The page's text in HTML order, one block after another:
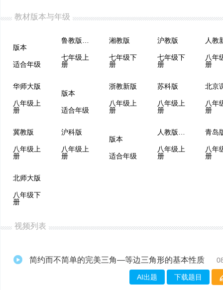
教材版本与年级
版本
适合年级
七年级上
册
湘教版
七年级下
册
沪教版
七年级下
册
八年
册
华师大版
八年级上
册
版本
适合年级
浙教新版
八年级上
册
苏科版
八年级上
册
八年
册
冀教版
八年级上
册
沪科版
八年级上
册
版本
适合年级
八年级上
册
青岛
八年
册
北师大版
八年级下
册
视频列表
简约而不简单的完美三角—等边三角形的基本性质
AI出题 下载题目